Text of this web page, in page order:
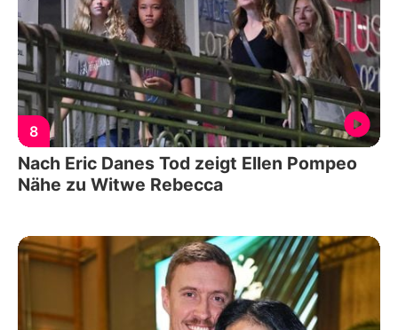
8
Nach Eric Danes Tod zeigt Ellen Pompeo
Nähe zu Witwe Rebecca